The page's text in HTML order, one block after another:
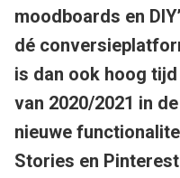
moodboards en
dé
is dan ook hoog
van 2020/2021 in
nieuwe
Stories en